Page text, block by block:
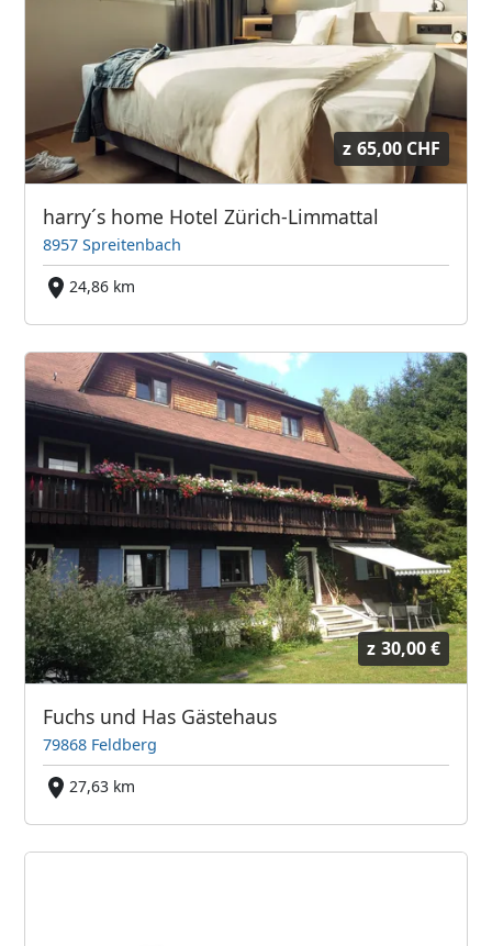
z 65,00 CHF
harry´s home Hotel Zürich-Limmattal
8957 Spreitenbach
24,86 km
z 30,00 €
Fuchs und Has Gästehaus
79868 Feldberg
27,63 km